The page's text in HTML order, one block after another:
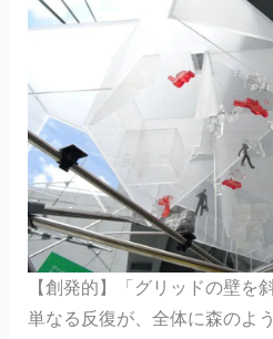
【創発的】「グリッドの壁を
単なる反復が、全体に森のよ